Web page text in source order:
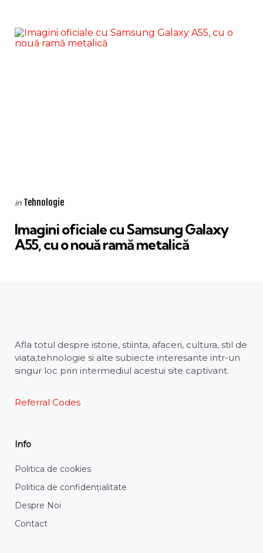
Categories
Posted
in Tehnologie
Imagini oficiale cu Samsung Galaxy
A55, cu o nouă ramă metalică
Afla totul despre istorie, stiinta, afaceri, cultura, stil de
viata,tehnologie si alte subiecte interesante intr-un
singur loc prin intermediul acestui site captivant.
Referral Codes
Info
Politica de cookies
Politica de confidențialitate
Despre Noi
Contact